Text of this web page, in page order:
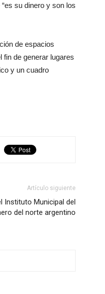
su dinero y son los
de espacios
fin de generar lugares
y un cuadro
Artículo siguiente
Instituto Municipal del
del norte argentino